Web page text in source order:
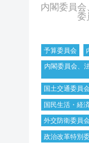
内閣委員
委
予算委員会
内閣委員会、
国土交通委員会
国民生活・経
外交防衛委員会
政治改革特別